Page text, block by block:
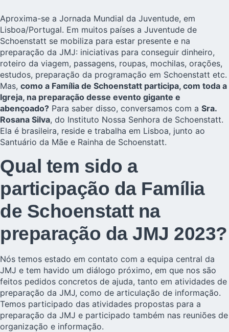
Aproxima-se a Jornada Mundial da Juventude, em
Lisboa/Portugal. Em muitos países a Juventude de
Schoenstatt se mobiliza para estar presente e na
preparação da JMJ: iniciativas para conseguir dinheiro,
roteiro da viagem, passagens, roupas, mochilas, orações,
estudos, preparação da programação em Schoenstatt etc.
Mas, como a Família de Schoenstatt participa, com toda a
Igreja, na preparação desse evento gigante e
abençoado? Para saber disso, conversamos com a Sra.
Rosana Silva, do Instituto Nossa Senhora de Schoenstatt.
Ela é brasileira, reside e trabalha em Lisboa, junto ao
Santuário da Mãe e Rainha de Schoenstatt.
Qual tem sido a
participação da Família
de Schoenstatt na
preparação da JMJ 2023?
Nós temos estado em contato com a equipa central da
JMJ e tem havido um diálogo próximo, em que nos são
feitos pedidos concretos de ajuda, tanto em atividades de
preparação da JMJ, como de articulação de informação.
Temos participado das atividades propostas para a
preparação da JMJ e participado também nas reuniões de
organização e informação.